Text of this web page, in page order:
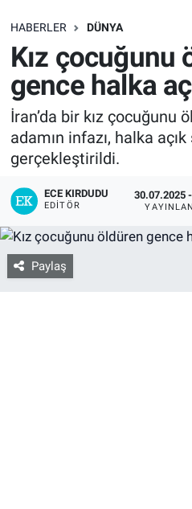
HABERLER DÜNYA
Kız çocuğunu
gence halka
İran’da bir kız çocuğunu
adamın infazı, halka
gerçekleştirildi.
ECE KIRDUDU
EDITÖR
30.07.2025
Paylaş
SAĞLIK
EKONOMİ
EĞİTİM
ÖZEL HABER
Keşfet
ASTROLOJİ
MANŞET